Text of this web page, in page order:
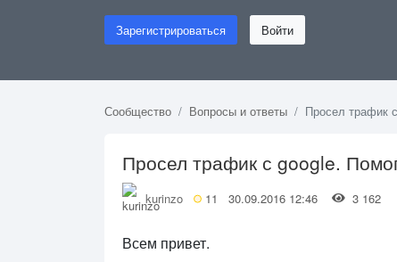
Зарегистрироваться Войти
Сообщество Вопросы и ответы Просел трафик
Просел трафик с google.
kurinzo 11 30.09.2016 12:46 3 162
Всем привет.